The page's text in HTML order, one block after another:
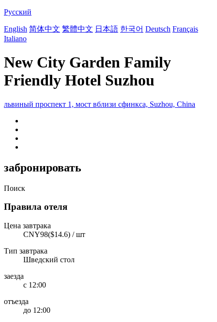
Русский
English 简体中文 繁體中文 日本語 한국어 Deutsch Français
Italiano
New City Garden Family
Friendly Hotel Suzhou
львиный проспект 1, мост вблизи сфинкса, Suzhou, China
забронировать
Поиск
Правила отеля
Цена завтрака
CNY98($14.6) / шт
Тип завтрака
Шведский стол
заезда
с 12:00
отъезда
до 12:00